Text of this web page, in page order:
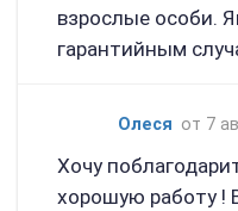
взрослые особи.
гарантийным
Олеся от 7
Хочу
хорошую работу !